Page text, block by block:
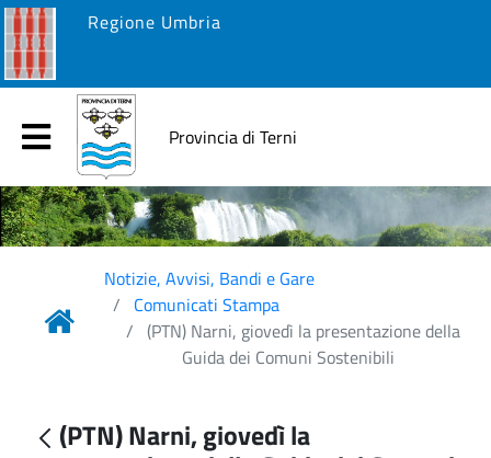
Regione Umbria
Provincia di Terni
Notizie, Avvisi, Bandi e Gare
Comunicati Stampa
(PTN) Narni, giovedì la presentazione della
Guida dei Comuni Sostenibili
(PTN) Narni, giovedì la